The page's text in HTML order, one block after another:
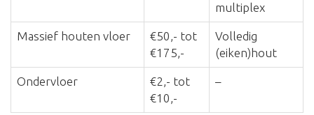
multiplex
Massief houten vloer
€50,- tot
€175,-
Volledig
(eiken)hout
Ondervloer
€2,- tot
€10,-
–